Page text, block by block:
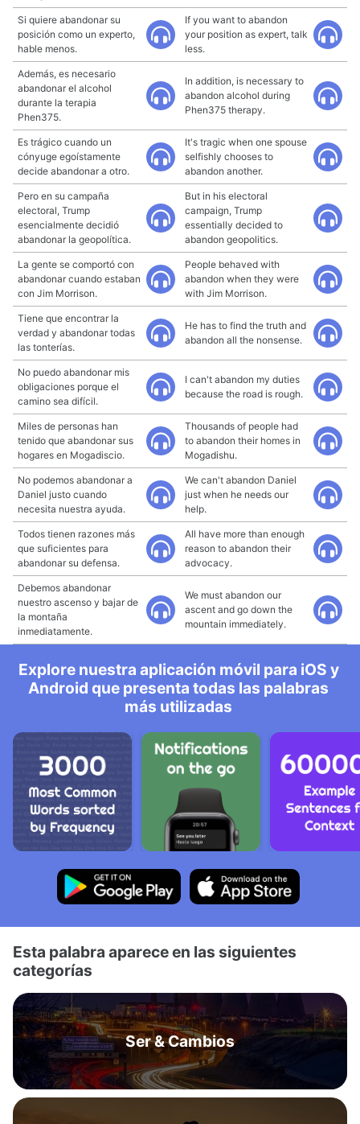
Si quiere abandonar su
posición como un experto,
hable menos.
If you want to abandon
your position as expert, talk
less.
Además, es necesario
abandonar el alcohol
durante la terapia
Phen375.
In addition, is necessary to
abandon alcohol during
Phen375 therapy.
Es trágico cuando un
cónyuge egoístamente
decide abandonar a otro.
It's tragic when one spouse
selfishly chooses to
abandon another.
Pero en su campaña
electoral, Trump
esencialmente decidió
abandonar la geopolítica.
But in his electoral
campaign, Trump
essentially decided to
abandon geopolitics.
La gente se comportó con
abandonar cuando estaban
con Jim Morrison.
People behaved with
abandon when they were
with Jim Morrison.
Tiene que encontrar la
verdad y abandonar todas
las tonterías.
He has to find the truth and
abandon all the nonsense.
No puedo abandonar mis
obligaciones porque el
camino sea difícil.
I can't abandon my duties
because the road is rough.
Miles de personas han
tenido que abandonar sus
hogares en Mogadiscio.
Thousands of people had
to abandon their homes in
Mogadishu.
No podemos abandonar a
Daniel justo cuando
necesita nuestra ayuda.
We can't abandon Daniel
just when he needs our
help.
Todos tienen razones más
que suficientes para
abandonar su defensa.
All have more than enough
reason to abandon their
advocacy.
Debemos abandonar
nuestro ascenso y bajar de
la montaña
inmediatamente.
We must abandon our
ascent and go down the
mountain immediately.
Explore nuestra aplicación móvil para iOS y
Android que presenta todas las palabras
más utilizadas
Esta palabra aparece en las siguientes
categorías
Ser & Cambios